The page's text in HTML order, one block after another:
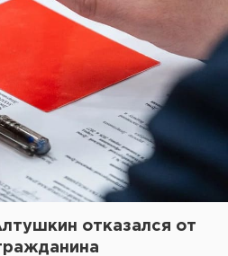
отказался от